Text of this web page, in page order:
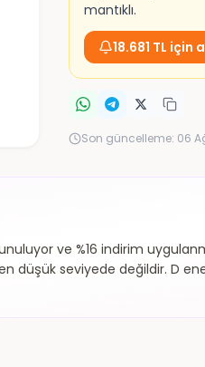
mantıklı.
18.681 TL için
Son güncelleme: 06
ve %16 indirim
düşük seviyede değildir. D